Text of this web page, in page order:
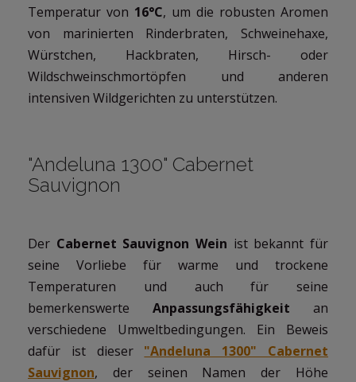
Temperatur von 16°C, um die robusten Aromen
von marinierten Rinderbraten, Schweinehaxe,
Würstchen, Hackbraten, Hirsch- oder
Wildschweinschmortöpfen und anderen
intensiven Wildgerichten zu unterstützen.
"Andeluna 1300" Cabernet
Sauvignon
Der Cabernet Sauvignon Wein ist bekannt für
seine Vorliebe für warme und trockene
Temperaturen und auch für seine
bemerkenswerte Anpassungsfähigkeit an
verschiedene Umweltbedingungen. Ein Beweis
dafür ist dieser "Andeluna 1300" Cabernet
Sauvignon, der seinen Namen der Höhe